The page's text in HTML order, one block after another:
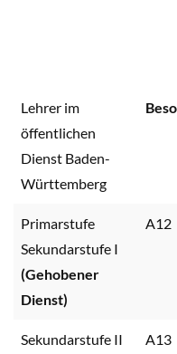
Lehrer im
öffentlichen
Dienst Baden-
Württemberg
Primarstufe
Sekundarstufe I
(Gehobener
Dienst)
A12
Sekundarstufe II
A13